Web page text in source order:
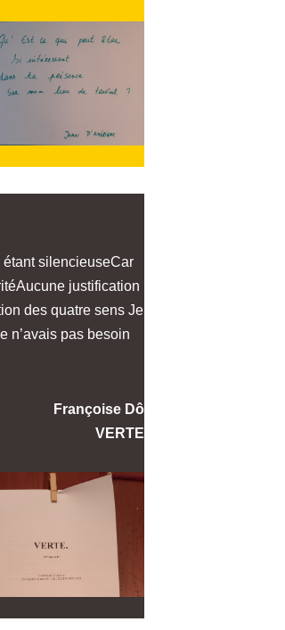
silencieuseCar
justification
des quatre sens Je
n’avais pas besoin
Françoise Dô
VERTE